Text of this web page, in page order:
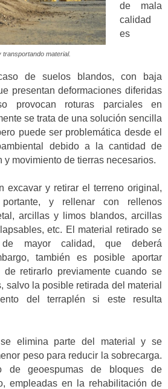
material.
de mala
calidad
es
de suelos blandos, con baja
presentan deformaciones diferidas
provocan roturas parciales en
se trata de una solución sencilla
puede ser problemática desde el
debido a la cantidad de
y movimiento de tierras necesarios.
excavar y retirar el terreno original,
y rellenar con rellenos
arcillas y limos blandos, arcillas
etc. El material retirado se
mayor calidad, que deberá
también es posible aportar
retirarlo previamente cuando se
salvo la posible retirada del material
del terraplén si este resulta
elimina parte del material y se
peso para reducir la sobrecarga.
geoespumas de bloques de
empleadas en la rehabilitación de